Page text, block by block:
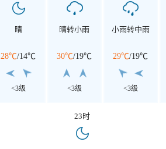
晴
28℃/14℃
<3级
晴转小雨
30℃/19℃
<3级
小雨转中雨
29℃/19℃
<3级
23时